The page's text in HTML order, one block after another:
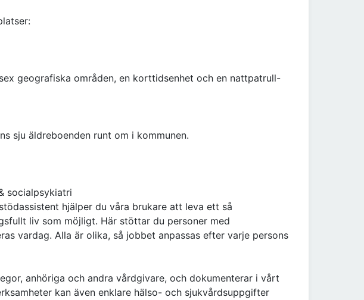
geografiska områden, en korttidsenhet och en nattpatrull-
sju äldreboenden runt om i kommunen.
socialpsykiatri
hjälper du våra brukare att leva ett så
liv som möjligt. Här stöttar du personer med
vardag. Alla är olika, så jobbet anpassas efter varje persons
anhöriga och andra vårdgivare, och dokumenterar i vårt
kan även enklare hälso- och sjukvårdsuppgifter